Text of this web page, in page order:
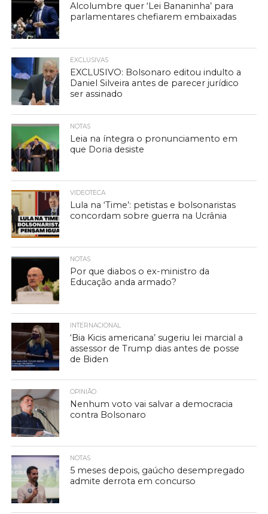
Alcolumbre quer ‘Lei Bananinha’ para
parlamentares chefiarem embaixadas
EXCLUSIVAS
EXCLUSIVO: Bolsonaro editou indulto a
Daniel Silveira antes de parecer jurídico
ser assinado
NOTAS
Leia na íntegra o pronunciamento em
que Doria desiste
VIDEOTECA
Lula na ‘Time’: petistas e bolsonaristas
concordam sobre guerra na Ucrânia
NOTAS
Por que diabos o ex-ministro da
Educação anda armado?
INTERNACIONAL
‘Bia Kicis americana’ sugeriu lei marcial a
assessor de Trump dias antes de posse
de Biden
OPINIÃO
Nenhum voto vai salvar a democracia
contra Bolsonaro
NOTAS
5 meses depois, gaúcho desempregado
admite derrota em concurso